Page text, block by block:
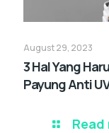
August 29, 2023
3 Hal Yang
Payung Anti
Read